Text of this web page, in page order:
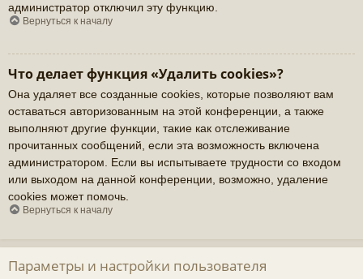
администратор отключил эту функцию.
Вернуться к началу
Что делает функция «Удалить cookies»?
Она удаляет все созданные cookies, которые позволяют вам
оставаться авторизованным на этой конференции, а также
выполняют другие функции, такие как отслеживание
прочитанных сообщений, если эта возможность включена
администратором. Если вы испытываете трудности со входом
или выходом на данной конференции, возможно, удаление
cookies может помочь.
Вернуться к началу
Параметры и настройки пользователя